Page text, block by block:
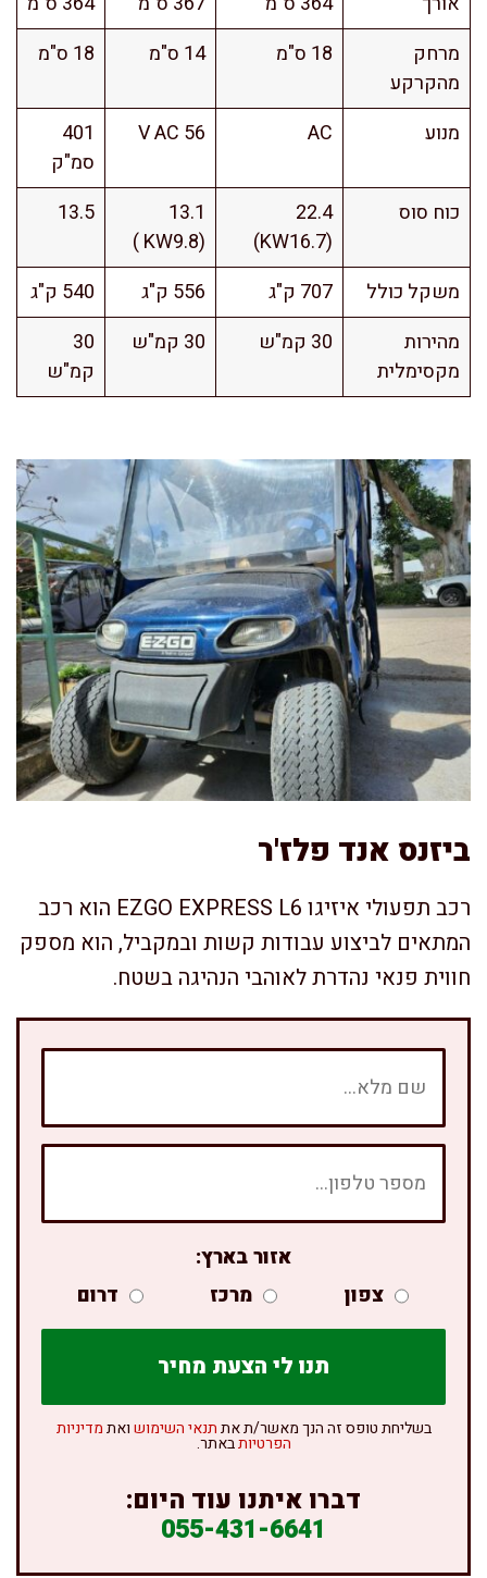
מרחק
מהקרקע
18 ס"מ 14 ס"מ 18 ס"מ
מנוע AC
V AC 56
401
סמ"ק
כוח סוס
22.4
(KW16.7)
13.1
(KW9.8 )
13.5
משקל כולל 707 ק"ג 556 ק"ג
540 ק"ג
מהירות
מקסימלית
30 קמ"ש 30 קמ"ש
30
קמ"ש
ביזנס אנד פלז'ר
רכב תפעולי איזיגו EZGO EXPRESS L6 הוא רכב
המתאים לביצוע עבודות קשות ובמקביל, הוא מספק
חווית פנאי נהדרת לאוהבי הנהיגה בשטח.
אזור בארץ:
צפון
מרכז דרום
בשליחת טופס זה הנך מאשר/ת אתתנאי השימושואתמדיניות
הפרטיותבאתר.
דברו איתנו עוד היום:
055-431-6641